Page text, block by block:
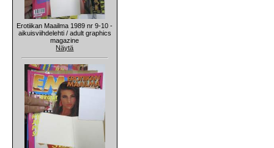
Erotiikan Maailma 1989 nr 9-10 -
aikuisviihdelehti / adult graphics
magazine
Näytä